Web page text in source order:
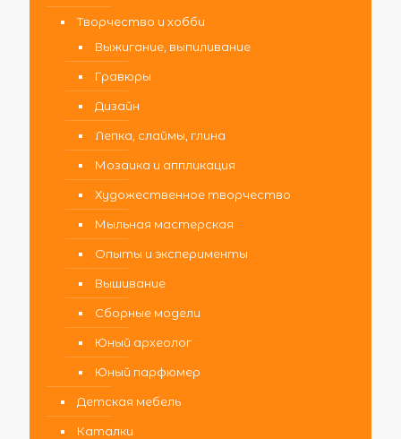
Творчество и хобби
Выжигание, выпиливание
Гравюры
Дизайн
Лепка, слаймы, глина
Мозаика и аппликация
Художественное творчество
Мыльная мастерская
Опыты и эксперименты
Вышивание
Сборные модели
Юный археолог
Юный парфюмер
Детская мебель
Каталки